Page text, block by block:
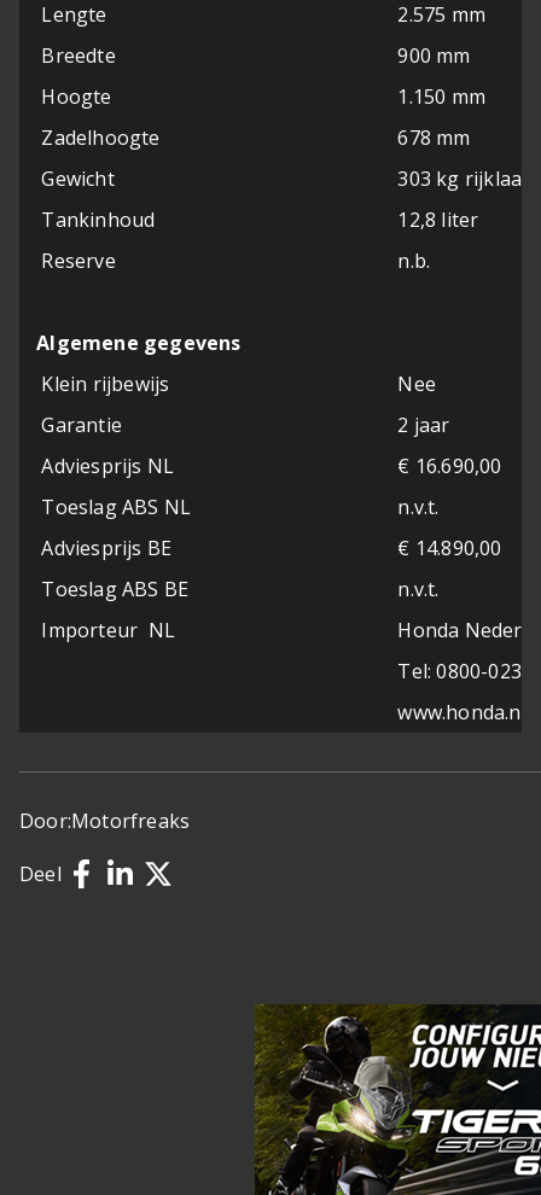
Lengte
2.575 mm
Breedte
900 mm
Hoogte
1.150 mm
Zadelhoogte
678 mm
Gewicht
303 kg rijklaar
Tankinhoud
12,8 liter
Reserve
n.b.
Algemene gegevens
Klein rijbewijs
Nee
Garantie
2 jaar
Adviesprijs NL
€ 16.690,00
Toeslag ABS NL
n.v.t.
Adviesprijs BE
€ 14.890,00
Toeslag ABS BE
n.v.t.
Importeur NL
Honda
Tel: 0800-
www.honda.nl
Door:Motorfreaks
Deel